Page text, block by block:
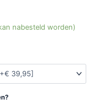
nabesteld worden)